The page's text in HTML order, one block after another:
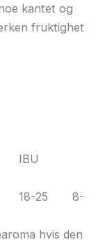
kantet og
fruktighet
IBU
18-25 8-
hvis den